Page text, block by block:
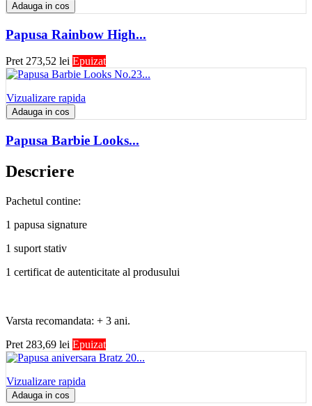
Adauga in cos
Papusa Rainbow High...
Pret 273,52 lei Epuizat
Vizualizare rapida
Adauga in cos
Papusa Barbie Looks...
Descriere
Pachetul contine:
1 papusa signature
1 suport stativ
1 certificat de autenticitate al produsului
Varsta recomandata: + 3 ani.
Pret 283,69 lei Epuizat
Vizualizare rapida
Adauga in cos